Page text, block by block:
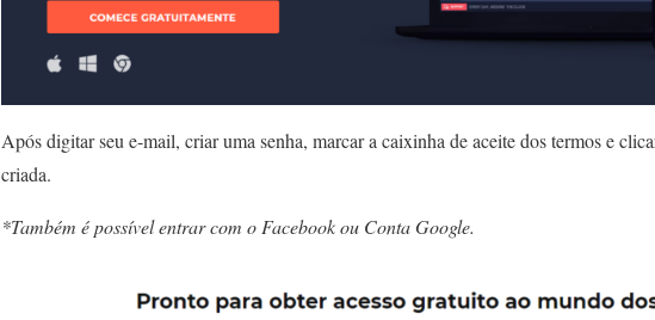
Após digitar seu e-mail, criar uma senha, marcar a caixinha de aceite dos termos e
criada.
*Também é possível entrar com o Facebook ou Conta Google.